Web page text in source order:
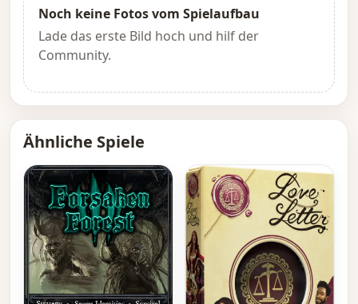
Noch keine Fotos vom Spielaufbau
Lade das erste Bild hoch und hilf der
Community.
Ähnliche Spiele